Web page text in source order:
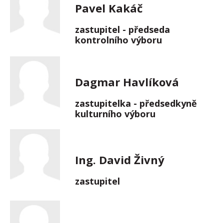
Pavel Kakáč
zastupitel - předseda
kontrolního výboru
Dagmar Havlíková
zastupitelka - předsedkyně
kulturního výboru
Ing. David Živný
zastupitel